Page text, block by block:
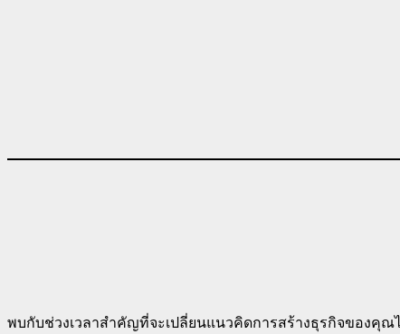
พบกับช่วงเวลาสำคัญที่จะเปลี่ยนแนวคิดการสร้างธุรกิจของคุณ